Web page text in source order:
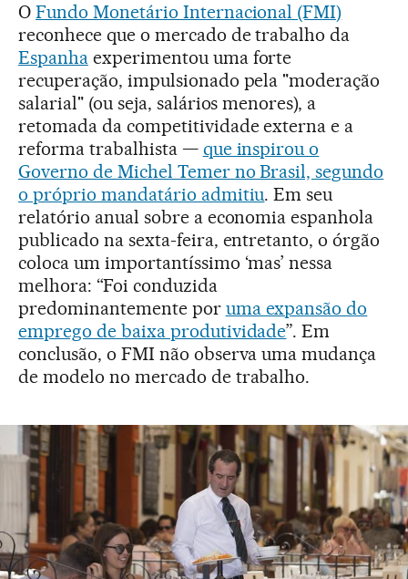
O Fundo Monetário Internacional (FMI)
reconhece que o mercado de trabalho da
Espanhaexperimentou uma forte
recuperação, impulsionado pela "moderação
salarial" (ou seja, salários menores), a
retomada da competitividade externa e a
reforma trabalhista — que inspirou o
Governo de Michel Temer no Brasil, segundo
o próprio mandatário admitiu. Em seu
relatório anual sobre a economia espanhola
publicado na sexta-feira, entretanto, o órgão
coloca um importantíssimo ‘mas’ nessa
melhora: “Foi conduzida
predominantemente por uma expansão do
emprego de baixa produtividade”. Em
conclusão, o FMI não observa uma mudança
de modelo no mercado de trabalho.